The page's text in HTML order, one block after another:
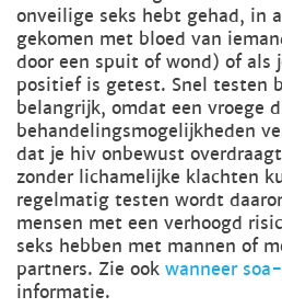
onveilige seks hebt gehad, in
gekomen met bloed van
door een spuit of wond) of als
positief is getest. Snel testen
belangrijk, omdat een vroege
behandelingsmogelijkheden
dat je hiv onbewust
zonder lichamelijke klachten
regelmatig testen wordt
mensen met een verhoogd
seks hebben met mannen of
partners. Zie ook wanneer
informatie.